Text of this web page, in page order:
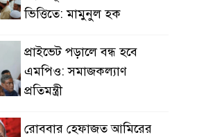
ভিত্তিতে: মামুনুল হক
প্রাইভেট পড়ালে বন্ধ হবে
এমপিও: সমাজকল্যাণ
প্রতিমন্ত্রী
রোববার হেফাজত আমিরের